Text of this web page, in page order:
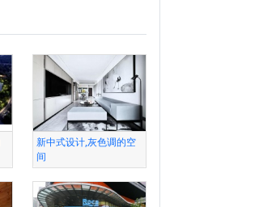
新中式设计,灰色调的空
间